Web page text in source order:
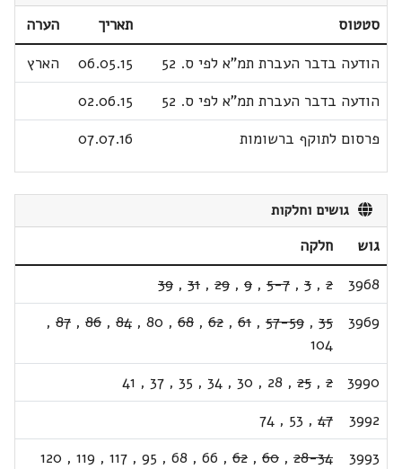
סטטוס תאריך
הערה
הודעה בדבר העברת תמ"א לפי ס. 52
06.05.15
הארץ
הודעה בדבר העברת תמ"א לפי ס. 52
02.06.15
פרסום לתוקף ברשומות
07.07.16
גושים וחלקות
גוש
חלקה
3968
2
,
3
,
5-7
,
9
,
29
,
31
,
39
3969
35
,
57-59
,
61
,
62
,
68
,
80
,
84
,
86
,
87
,
104
3990
2
,
25
,
28
,
30
,
34
,
35
,
37
,
41
3992
47
,
53
,
74
3993
28-34
,
60
,
62
,
66
,
68
,
95
,
117
,
119
,
120